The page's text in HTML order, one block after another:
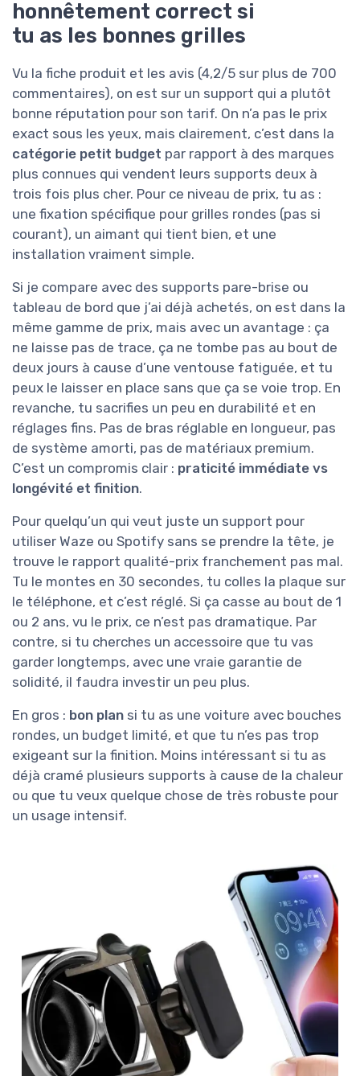
honnêtement correct si
tu as les bonnes grilles
Vu la fiche produit et les avis (4,2/5 sur plus de 700
commentaires), on est sur un support qui a plutôt
bonne réputation pour son tarif. On n’a pas le prix
exact sous les yeux, mais clairement, c’est dans la
catégorie petit budget par rapport à des marques
plus connues qui vendent leurs supports deux à
trois fois plus cher. Pour ce niveau de prix, tu as :
une fixation spécifique pour grilles rondes (pas si
courant), un aimant qui tient bien, et une
installation vraiment simple.
Si je compare avec des supports pare-brise ou
tableau de bord que j’ai déjà achetés, on est dans la
même gamme de prix, mais avec un avantage : ça
ne laisse pas de trace, ça ne tombe pas au bout de
deux jours à cause d’une ventouse fatiguée, et tu
peux le laisser en place sans que ça se voie trop. En
revanche, tu sacrifies un peu en durabilité et en
réglages fins. Pas de bras réglable en longueur, pas
de système amorti, pas de matériaux premium.
C’est un compromis clair : praticité immédiate vs
longévité et finition.
Pour quelqu’un qui veut juste un support pour
utiliser Waze ou Spotify sans se prendre la tête, je
trouve le rapport qualité-prix franchement pas mal.
Tu le montes en 30 secondes, tu colles la plaque sur
le téléphone, et c’est réglé. Si ça casse au bout de 1
ou 2 ans, vu le prix, ce n’est pas dramatique. Par
contre, si tu cherches un accessoire que tu vas
garder longtemps, avec une vraie garantie de
solidité, il faudra investir un peu plus.
En gros : bon plan si tu as une voiture avec bouches
rondes, un budget limité, et que tu n’es pas trop
exigeant sur la finition. Moins intéressant si tu as
déjà cramé plusieurs supports à cause de la chaleur
ou que tu veux quelque chose de très robuste pour
un usage intensif.